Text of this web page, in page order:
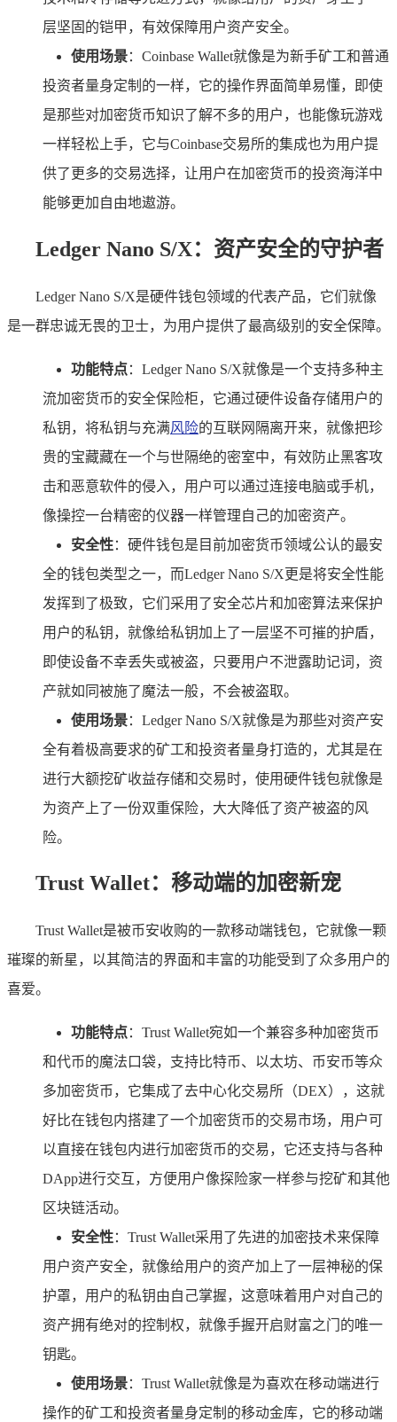
层坚固的铠甲，有效保障用户资产安全。
使用场景：Coinbase Wallet就像是为新手矿工和普通
投资者量身定制的一样，它的操作界面简单易懂，即使
是那些对加密货币知识了解不多的用户，也能像玩游戏
一样轻松上手，它与Coinbase交易所的集成也为用户提
供了更多的交易选择，让用户在加密货币的投资海洋中
能够更加自由地遨游。
Ledger Nano S/X：资产安全的守护者
Ledger Nano S/X是硬件钱包领域的代表产品，它们就像
是一群忠诚无畏的卫士，为用户提供了最高级别的安全保障。
功能特点：Ledger Nano S/X就像是一个支持多种主
流加密货币的安全保险柜，它通过硬件设备存储用户的
私钥，将私钥与充满风险的互联网隔离开来，就像把珍
贵的宝藏藏在一个与世隔绝的密室中，有效防止黑客攻
击和恶意软件的侵入，用户可以通过连接电脑或手机，
像操控一台精密的仪器一样管理自己的加密资产。
安全性：硬件钱包是目前加密货币领域公认的最安
全的钱包类型之一，而Ledger Nano S/X更是将安全性能
发挥到了极致，它们采用了安全芯片和加密算法来保护
用户的私钥，就像给私钥加上了一层坚不可摧的护盾，
即使设备不幸丢失或被盗，只要用户不泄露助记词，资
产就如同被施了魔法一般，不会被盗取。
使用场景：Ledger Nano S/X就像是为那些对资产安
全有着极高要求的矿工和投资者量身打造的，尤其是在
进行大额挖矿收益存储和交易时，使用硬件钱包就像是
为资产上了一份双重保险，大大降低了资产被盗的风
险。
Trust Wallet：移动端的加密新宠
Trust Wallet是被币安收购的一款移动端钱包，它就像一颗
璀璨的新星，以其简洁的界面和丰富的功能受到了众多用户的
喜爱。
功能特点：Trust Wallet宛如一个兼容多种加密货币
和代币的魔法口袋，支持比特币、以太坊、币安币等众
多加密货币，它集成了去中心化交易所（DEX），这就
好比在钱包内搭建了一个加密货币的交易市场，用户可
以直接在钱包内进行加密货币的交易，它还支持与各种
DApp进行交互，方便用户像探险家一样参与挖矿和其他
区块链活动。
安全性：Trust Wallet采用了先进的加密技术来保障
用户资产安全，就像给用户的资产加上了一层神秘的保
护罩，用户的私钥由自己掌握，这意味着用户对自己的
资产拥有绝对的控制权，就像手握开启财富之门的唯一
钥匙。
使用场景：Trust Wallet就像是为喜欢在移动端进行
操作的矿工和投资者量身定制的移动金库，它的移动端